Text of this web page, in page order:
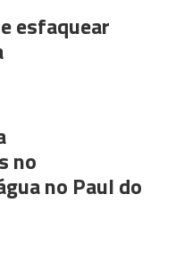
esfaquear
no
no Paul do